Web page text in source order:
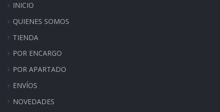
INICIO
QUIENES SOMOS
TIENDA
POR ENCARGO
POR APARTADO
ENVÍOS
NOVEDADES